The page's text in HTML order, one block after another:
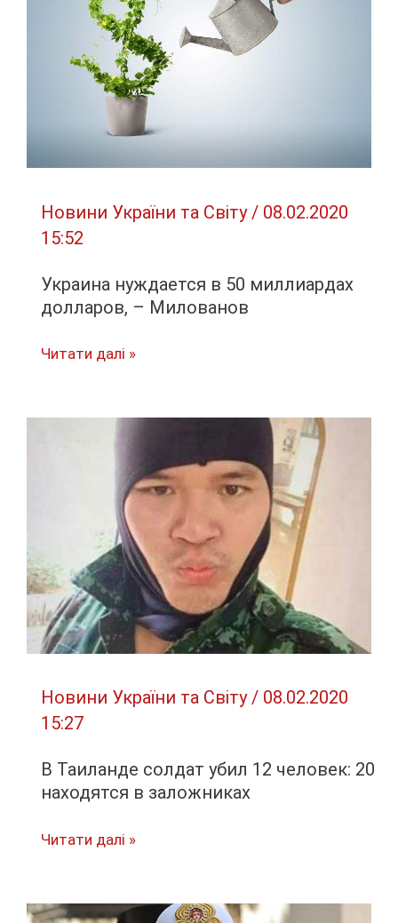
Новини України та Світу/ 08.02.2020
15:52
Украина нуждается в 50 миллиардах
долларов, – Милованов
Украина
Милованов
Читати далі »
Новини України та Світу/ 08.02.2020
15:27
В Таиланде солдат убил 12 человек: 20
находятся в заложниках
В
убил
Читати далі »